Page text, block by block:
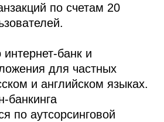
по счетам 20
банк и
для частных
и английском языках.
банкинга
по аутсорсинговой